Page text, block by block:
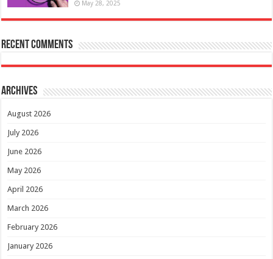
May 28, 2025
Recent Comments
Archives
August 2026
July 2026
June 2026
May 2026
April 2026
March 2026
February 2026
January 2026